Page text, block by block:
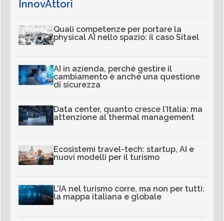
InnovAttori
Quali competenze per portare la
physical AI nello spazio: il caso Sitael
AI in azienda, perché gestire il
cambiamento è anche una questione
di sicurezza
Data center, quanto cresce l’Italia: ma
attenzione al thermal management
Ecosistemi travel-tech: startup, AI e
nuovi modelli per il turismo
L’IA nel turismo corre, ma non per tutti:
la mappa italiana e globale